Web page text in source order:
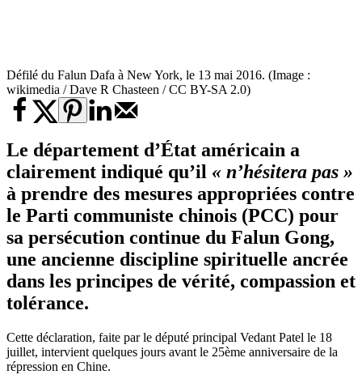
Défilé du Falun Dafa à New York, le 13 mai 2016. (Image :
wikimedia / Dave R Chasteen / CC BY-SA 2.0)
Le département d’État américain a
clairement indiqué qu’il « n’hésitera pas »
à prendre des mesures appropriées contre
le Parti communiste chinois (PCC) pour
sa persécution continue du Falun Gong,
une ancienne discipline spirituelle ancrée
dans les principes de vérité, compassion et
tolérance.
Cette déclaration, faite par le député principal Vedant Patel le 18
juillet, intervient quelques jours avant le 25ème anniversaire de la
répression en Chine.